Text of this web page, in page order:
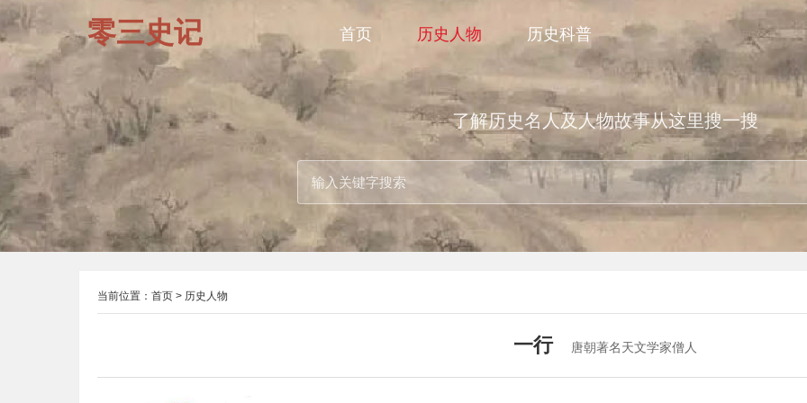
零三史记 首页 历史人物 历史科普
了解历史名人及人物故事从这里搜一搜
当前位置： 首页 > 历史人物
一行 唐朝著名天文学家僧人